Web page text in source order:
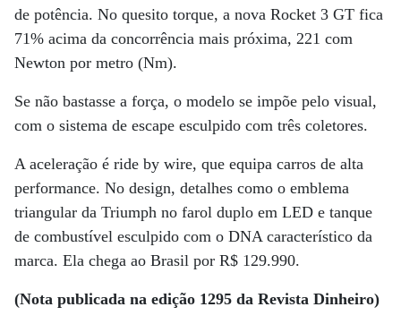
de potência. No quesito torque, a nova Rocket 3 GT fica
71% acima da concorrência mais próxima, 221 com
Newton por metro (Nm).
Se não bastasse a força, o modelo se impõe pelo visual,
com o sistema de escape esculpido com três coletores.
A aceleração é ride by wire, que equipa carros de alta
performance. No design, detalhes como o emblema
triangular da Triumph no farol duplo em LED e tanque
de combustível esculpido com o DNA característico da
marca. Ela chega ao Brasil por R$ 129.990.
(Nota publicada na edição 1295 da Revista Dinheiro)